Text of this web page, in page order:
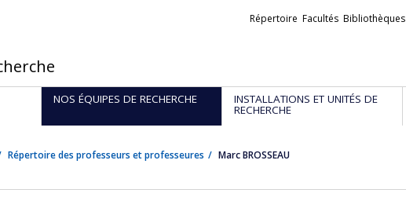
Liens
Répertoire Facultés Bibliothèques
NOS ÉQUIPES DE RECHERCHE INSTALLATIONS ET UNITÉS DE
RECHERCHE
Répertoire des professeurs et professeures Marc BROSSEAU